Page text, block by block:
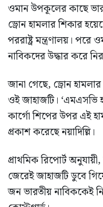
ওমান উপকূলের কাছে
ড্রোন হামলার শিকার
পররাষ্ট্র মন্ত্রণালয়। পরে
নাবিকদের উদ্ধার করে
জানা গেছে, ড্রোন
ওই জাহাজটি।
কার্গো শিপের উপর এই
প্রকাশ করেছে নয়াদিল্লি।
প্রাথমিক রিপোর্ট
জেরেই জাহাজটি ডুবে
জন ভারতীয় নাবিককেই